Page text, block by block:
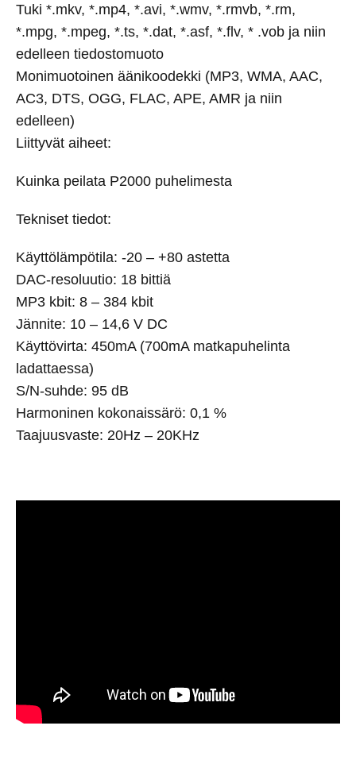
Tuki *.mkv, *.mp4, *.avi, *.wmv, *.rmvb, *.rm,
*.mpg, *.mpeg, *.ts, *.dat, *.asf, *.flv, * .vob ja niin
edelleen tiedostomuoto
Monimuotoinen äänikoodekki (MP3, WMA, AAC,
AC3, DTS, OGG, FLAC, APE, AMR ja niin
edelleen)
Liittyvät aiheet:
Kuinka peilata P2000 puhelimesta
Tekniset tiedot:
Käyttölämpötila: -20 – +80 astetta
DAC-resoluutio: 18 bittiä
MP3 kbit: 8 – 384 kbit
Jännite: 10 – 14,6 V DC
Käyttövirta: 450mA (700mA matkapuhelinta
ladattaessa)
S/N-suhde: 95 dB
Harmoninen kokonaissärö: 0,1 %
Taajuusvaste: 20Hz – 20KHz